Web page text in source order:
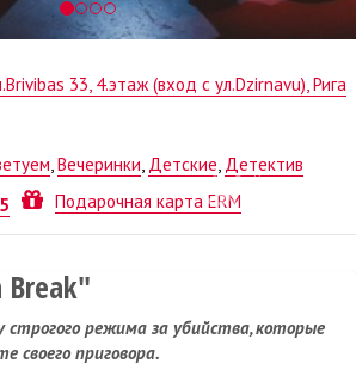
33, 4.этаж (вход с ул.Dzirnavu), Рига
,Вечеринки, Детские, Детектив
Подарочная карта ERM
Квест от
Break"
режима за убийства, которые
своего приговора.